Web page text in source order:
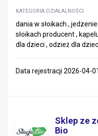
KATEGORIA DZIAŁALNOŚCI
dania w słoikach ,
słoikach producent ,
dla dzieci , odzież dla
Data rejestracji 2026-04-01
Sklep ze
Bio